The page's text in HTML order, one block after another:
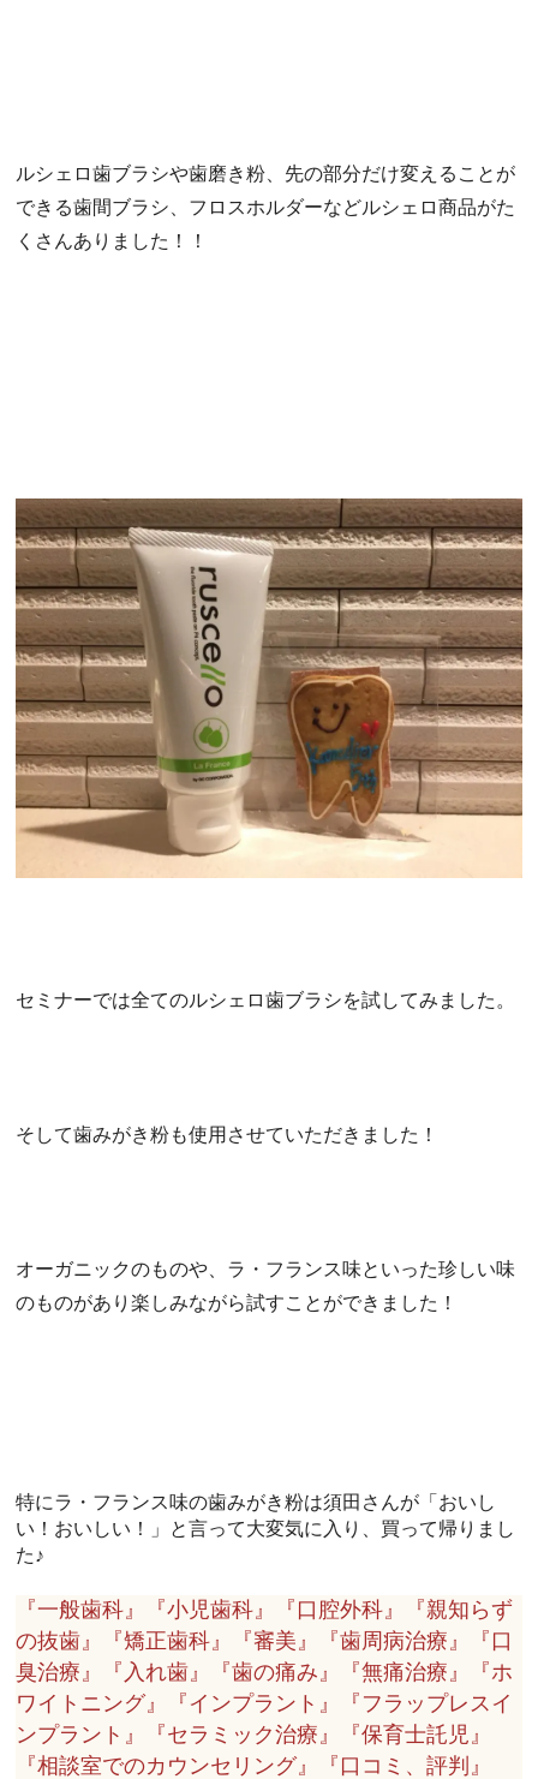
ルシェロ歯ブラシや歯磨き粉、先の部分だけ変えることが
できる歯間ブラシ、フロスホルダーなどルシェロ商品がた
くさんありました！！
セミナーでは全てのルシェロ歯ブラシを試してみました。
そして歯みがき粉も使用させていただきました！
オーガニックのものや、ラ・フランス味といった珍しい味
のものがあり楽しみながら試すことができました！
特にラ・フランス味の歯みがき粉は須田さんが「おいし
い！おいしい！」と言って大変気に入り、買って帰りまし
た♪
『一般歯科』『小児歯科』『口腔外科』『親知らず
の抜歯』『矯正歯科』『審美』『歯周病治療』『口
臭治療』『入れ歯』『歯の痛み』『無痛治療』『ホ
ワイトニング』『インプラント』『フラップレスイ
ンプラント』『セラミック治療』『保育士託児』
『相談室でのカウンセリング』『口コミ、評判』